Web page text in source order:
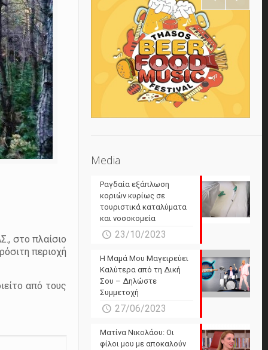
στο πλαίσιο
περιοχή
από τους
Media
Ραγδαία εξάπλωση
κοριών κυρίως σε
τουριστικά καταλύματα
και νοσοκομεία
23/10/2023
Η Μαμά Μου Μαγειρεύει
Καλύτερα από τη Δική
Σου – Δηλώστε
Συμμετοχή
27/06/2023
Ματίνα Νικολάου: Οι
φίλοι μου με αποκαλούν